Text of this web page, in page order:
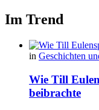
Im Trend
in Geschichten
Wie Till
beibrachte